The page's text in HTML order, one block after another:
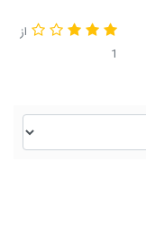
از
1